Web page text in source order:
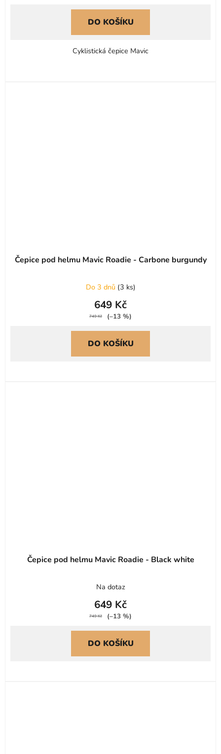
DO KOŠÍKU
Cyklistická čepice Mavic
Čepice pod helmu Mavic Roadie - Carbone burgundy
Do 3 dnů (3 ks)
649 Kč
749 Kč (–13 %)
DO KOŠÍKU
Čepice pod helmu Mavic Roadie - Black white
Na dotaz
649 Kč
749 Kč (–13 %)
DO KOŠÍKU